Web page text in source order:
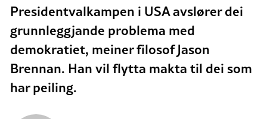
Presidentvalkampen i USA avslører dei
grunnleggjande problema med
demokratiet, meiner filosof Jason
Brennan. Han vil flytta makta til dei som
har peiling.